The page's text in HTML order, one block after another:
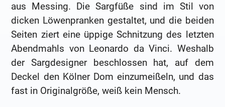
aus Messing. Die Sargfüße sind im Stil von
dicken Löwenpranken gestaltet, und die beiden
Seiten ziert eine üppige Schnitzung des letzten
Abendmahls von Leonardo da Vinci. Weshalb
der Sargdesigner beschlossen hat, auf dem
Deckel den Kölner Dom einzumeißeln, und das
fast in Originalgröße, weiß kein Mensch.